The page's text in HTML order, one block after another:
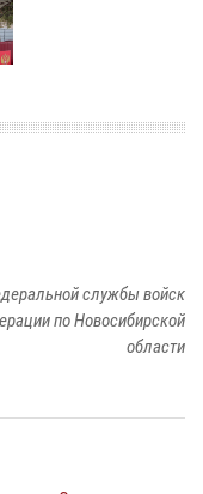
службы войск
по Новосибирской
области